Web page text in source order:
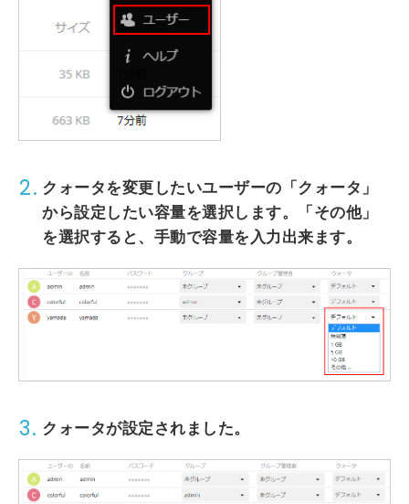
2. クォータを変更したいユーザーの 「クォータ」
から設定したい容量を選択します。
「その他」
を選択すると、手動で容量を入力出来ます。
3. クォータが設定されました。